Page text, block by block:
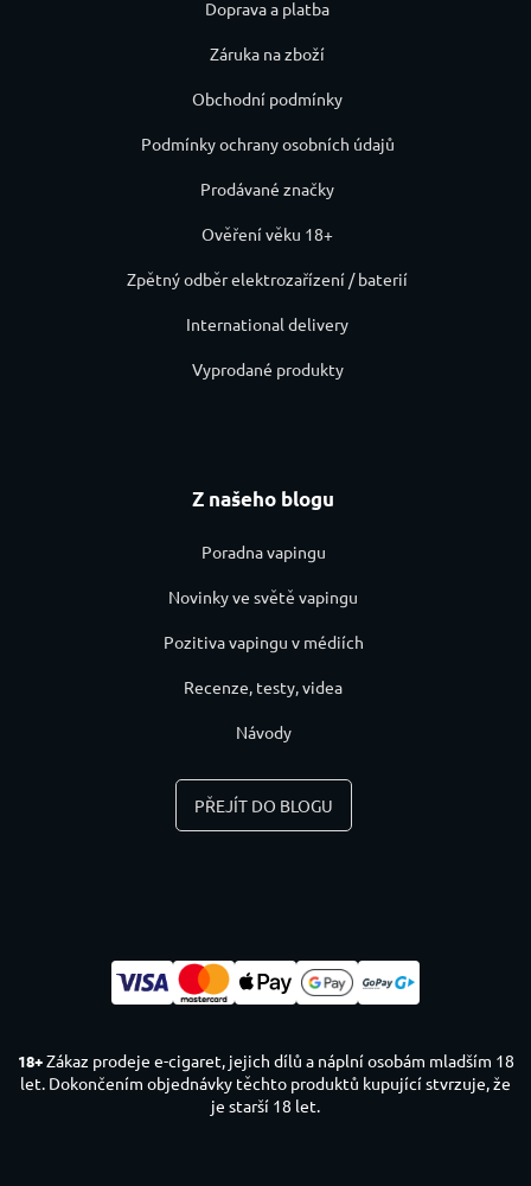
Doprava a platba
Záruka na zboží
Obchodní podmínky
Podmínky ochrany osobních údajů
Prodávané značky
Ověření věku 18+
Zpětný odběr elektrozařízení / baterií
International delivery
Vyprodané produkty
Z našeho blogu
Poradna vapingu
Novinky ve světě vapingu
Pozitiva vapingu v médiích
Recenze, testy, videa
Návody
PŘEJÍT DO BLOGU
18+Zákaz prodeje e-cigaret, jejich dílů a náplní osobám mladším 18
let. Dokončením objednávky těchto produktů kupující stvrzuje, že
je starší 18 let.